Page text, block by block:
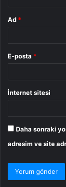
Ad *
E-posta *
İnternet sitesi
Daha sonraki
adresim ve site